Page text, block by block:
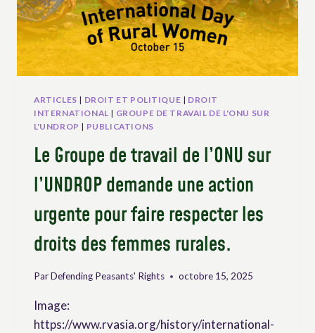
DE
PROTÉGER
LES
DROITS
DES
ARTICLES | DROIT ET POLITIQUE | DROIT
INTERNATIONAL | GROUPE DE TRAVAIL DE L'ONU SUR
L'UNDROP | PUBLICATIONS
Le Groupe de travail de l’ONU sur
l’UNDROP demande une action
urgente pour faire respecter les
droits des femmes rurales.
ParDefending Peasants' Rights octobre 15, 2025
Image:
https://www.rvasia.org/history/international-